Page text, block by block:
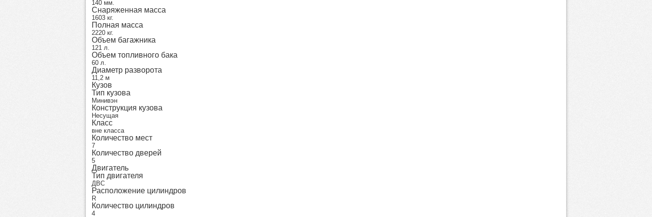
140 мм.
Снаряженная масса
1603 кг.
Полная масса
2220 кг.
Объем багажника
121 л.
Объем топливного бака
60 л.
Диаметр разворота
11,2 м
Кузов
Тип кузова
Минивэн
Конструкция кузова
Несущая
Класс
вне класса
Количество мест
7
Количество дверей
5
Двигатель
Тип двигателя
ДВС
Расположение цилиндров
R
Количество цилиндров
4